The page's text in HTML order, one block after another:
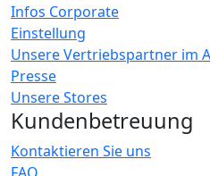
Infos Corporate
Einstellung
Unsere Vertriebspartner im
Presse
Unsere Stores
Kundenbetreuung
Kontaktieren Sie uns